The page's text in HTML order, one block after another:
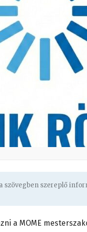
szövegben szereplő
a MOME